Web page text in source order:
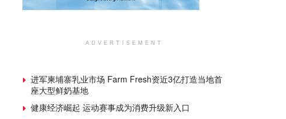
ADVERTISEMENT
进军柬埔寨乳业市场 Farm Fresh资近3亿打造当地首
座大型鲜奶基地
健康经济崛起 运动赛事成为消费升级新入口